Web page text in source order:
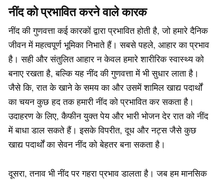
नींद को प्रभावित करने वाले कारक
नींद की गुणवत्ता कई कारकों द्वारा प्रभावित होती है, जो हमारे दैनिक
जीवन में महत्वपूर्ण भूमिका निभाते हैं। सबसे पहले, आहार का प्रभाव
है। सही और संतुलित आहार न केवल हमारे शारीरिक स्वास्थ्य को
बनाए रखता है, बल्कि यह नींद की गुणवत्ता में भी सुधार लाता है।
जैसे कि, रात के खाने के समय का और उसमें शामिल खाद्य पदार्थों
का चयन कुछ हद तक हमारी नींद को प्रभावित कर सकता है।
उदाहरण के लिए, कैफीन युक्त पेय और भारी भोजन देर रात को नींद
में बाधा डाल सकते हैं। इसके विपरीत, दूध और नट्स जैसे कुछ
खाद्य पदार्थों का सेवन नींद को बेहतर बना सकता है।
दूसरा, तनाव भी नींद पर गहरा प्रभाव डालता है। जब हम मानसिक